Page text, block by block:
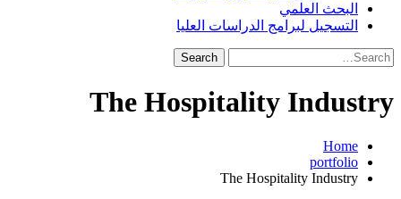
البحث العلمي
التسجيل لبرامج الدراسات العليا
Search
for:
The Hospitality Industry
Home
portfolio
The Hospitality Industry